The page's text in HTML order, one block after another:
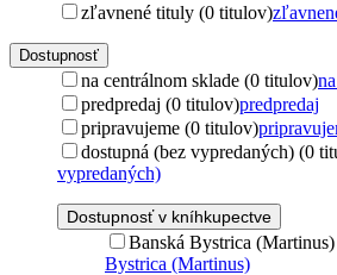
zľavnené tituly (0 titulov)
Dostupnosť
na centrálnom sklade (0 titulov)
predpredaj (0 titulov)predpredaj
pripravujeme (0 titulov)
dostupná (bez vypredaných) (0
vypredaných)
Dostupnosť v kníhkupectve
Banská Bystrica
Bystrica (Martinus)